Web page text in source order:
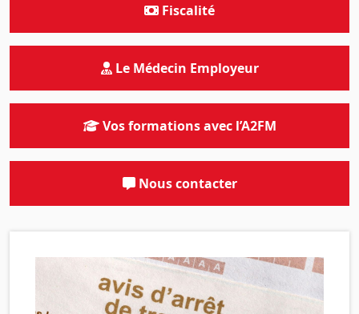
Fiscalité
Le Médecin Employeur
Vos formations avec l’A2FM
Nous contacter